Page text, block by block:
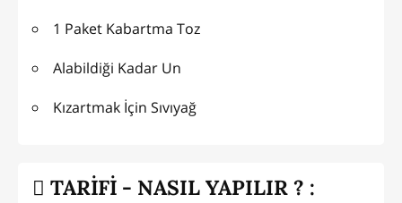
1 Paket Kabartma Toz
Alabildiği Kadar Un
Kızartmak İçin Sıvıyağ
TARİFİ - NASIL YAPILIR ? :